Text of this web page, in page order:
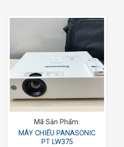
Mã Sản Phẩm:
MÁY CHIẾU PANASONIC
PT LW375